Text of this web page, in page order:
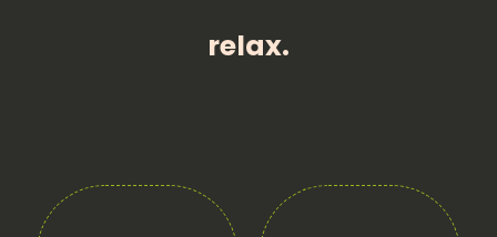
relax.